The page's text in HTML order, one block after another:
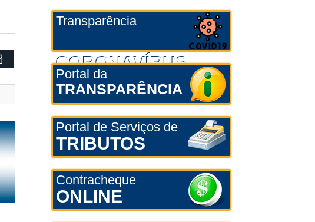
Email
Transparência
CORONAVÍRUS
Portal da
TRANSPARÊNCIA
Portal de Serviços de
TRIBUTOS
Contracheque
ONLINE